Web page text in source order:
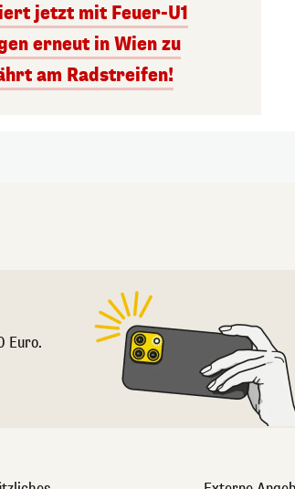
jetzt mit Feuer-U1
erneut in Wien zu
am Radstreifen!
Euro.